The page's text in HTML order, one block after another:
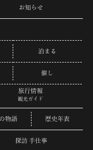
お知らせ
泊まる
催し
旅行情報
観光ガイド
物語 歴史年表
探訪 手仕事